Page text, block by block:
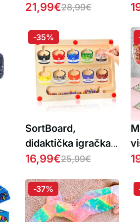
21,99€28,99€
SortBoard,
didaktička igračka
za organiziranje te
16,99€25,99€
-35%
-37%